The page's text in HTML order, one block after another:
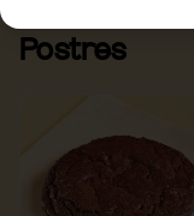
Postres